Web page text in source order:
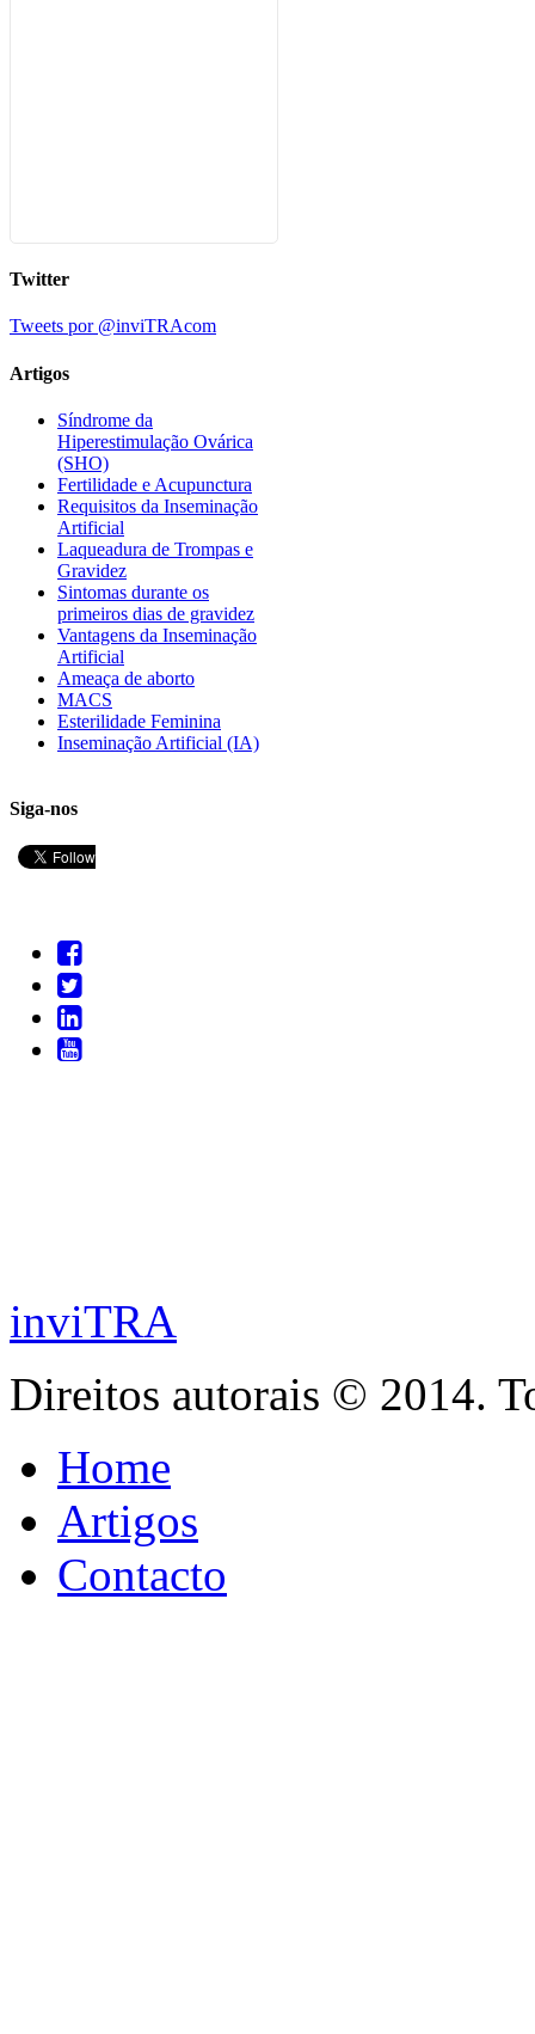
Twitter
Tweets por @inviTRAcom
Artigos
Síndrome da
Hiperestimulação Ovárica
(SHO)
Fertilidade e Acupunctura
Requisitos da Inseminação
Artificial
Laqueadura de Trompas e
Gravidez
Sintomas durante os
primeiros dias de gravidez
Vantagens da Inseminação
Artificial
Ameaça de aborto
MACS
Esterilidade Feminina
Inseminação Artificial (IA)
Siga-nos
inviTRA
Direitos autorais © 2014.
Home
Artigos
Contacto